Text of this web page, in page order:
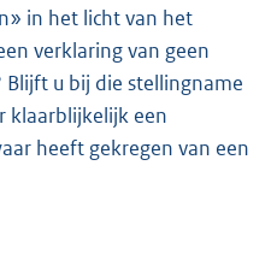
in het licht van het
verklaring van geen
u bij die stellingname
klaarblijkelijk een
heeft gekregen van een